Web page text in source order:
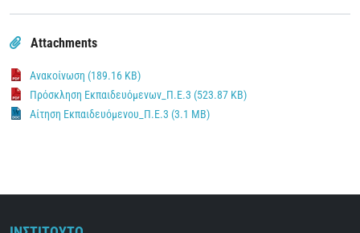
Attachments
Ανακοίνωση (189.16 KB)
Πρόσκληση Εκπαιδευόμενων_Π.Ε.3 (523.87 KB)
Αίτηση Εκπαιδευόμενου_Π.Ε.3 (3.1 MB)